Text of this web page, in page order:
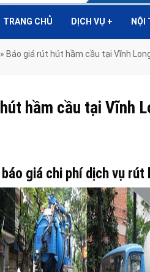
TRANG CHỦ DỊCH VỤ + NỘI
» Báo giá rút hút hầm cầu tại Vĩnh
hầm cầu tại Vĩnh
giá chi phí dịch vụ